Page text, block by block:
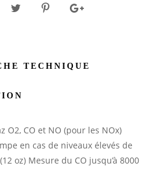
TECHNIQUE
O2, CO et NO (pour les NOx)
en cas de niveaux élevés de
oz) Mesure du CO jusqu’à 8000